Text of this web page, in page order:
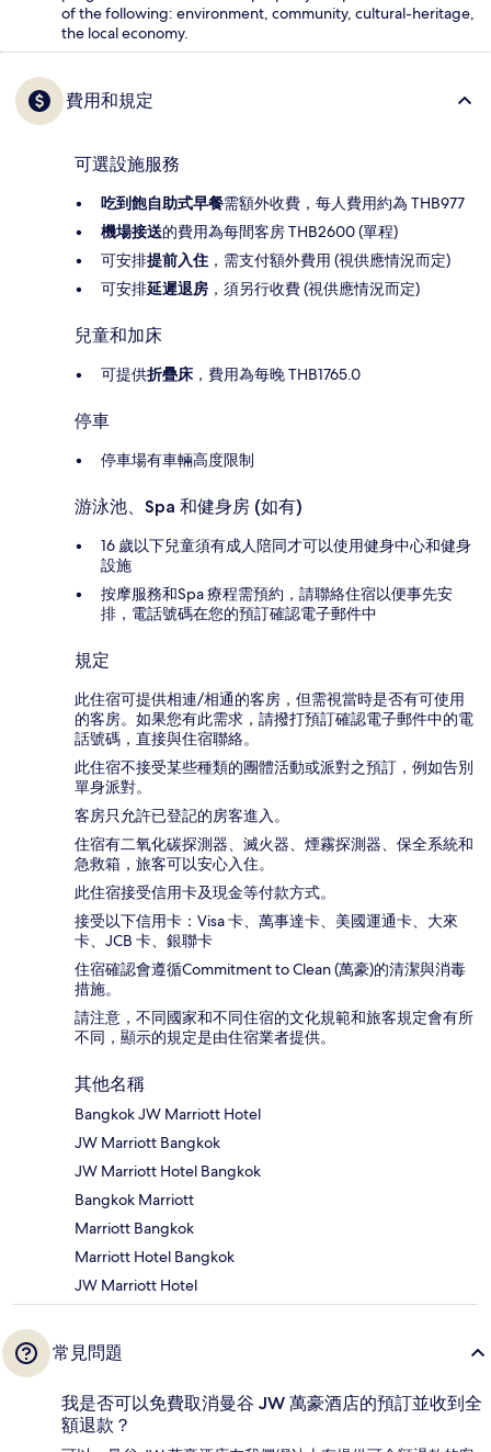
of the following: environment, community, cultural-heritage,
the local economy.
費用和規定
可選設施服務
吃到飽自助式早餐需額外收費，每人費用約為 THB977
機場接送的費用為每間客房 THB2600 (單程)
可安排提前入住 ，需支付額外費用 (視供應情況而定)
可安排延遲退房 ，須另行收費 (視供應情況而定)
兒童和加床
可提供折疊床 ，費用為每晚 THB1765.0
停車
停車場有車輛高度限制
游泳池、Spa 和健身房 (如有)
16 歲以下兒童須有成人陪同才可以使用健身中心和健身
設施
按摩服務和Spa 療程需預約，請聯絡住宿以便事先安
排，電話號碼在您的預訂確認電子郵件中
規定
此住宿可提供相連/相通的客房，但需視當時是否有可使用
的客房。如果您有此需求，請撥打預訂確認電子郵件中的電
話號碼，直接與住宿聯絡。
此住宿不接受某些種類的團體活動或派對之預訂，例如告別
單身派對。
客房只允許已登記的房客進入。
住宿有二氧化碳探測器、滅火器、煙霧探測器、保全系統和
急救箱，旅客可以安心入住。
此住宿接受信用卡及現金等付款方式。
接受以下信用卡：Visa 卡、萬事達卡、美國運通卡、大來
卡、JCB 卡、銀聯卡
住宿確認會遵循Commitment to Clean (萬豪)的清潔與消毒
措施。
請注意，不同國家和不同住宿的文化規範和旅客規定會有所
不同，顯示的規定是由住宿業者提供。
其他名稱
Bangkok JW Marriott Hotel
JW Marriott Bangkok
JW Marriott Hotel Bangkok
Bangkok Marriott
Marriott Bangkok
Marriott Hotel Bangkok
JW Marriott Hotel
常見問題
我是否可以免費取消曼谷 JW 萬豪酒店的預訂並收到全
額退款？